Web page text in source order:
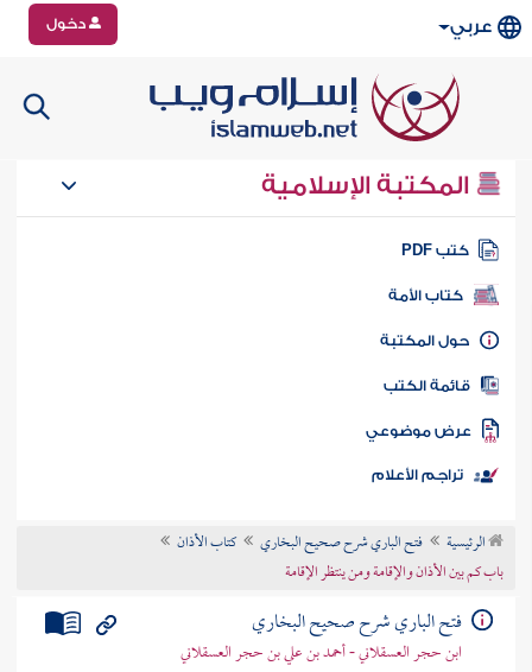
عربي دخول
المكتبة الإسلامية
كتب PDF
كتاب الأمة
المكتبة
الكتب
موضوعي
تراجم الأعلام
الرئيسية فتح الباري شرح صحيح البخاري
كتاب الأذان
باب كم بين الأذان والإقامة ومن ينتظر الإقامة
فتح الباري شرح صحيح البخاري
ابن حجر العسقلاني - أحمد بن علي بن حجر العسقلاني